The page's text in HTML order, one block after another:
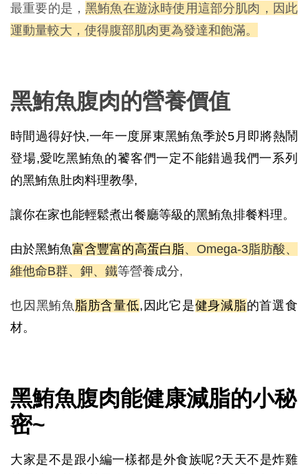
最重要的是，黑鮪魚在遊泳時使用這部分肌肉，因此
運動量較大，使得腹部肌肉更為發達和飽滿。
黑鮪魚腹肉的營養價值
時間過得好快,一年一度屏東黑鮪魚季於5月即將熱鬧
登場,愛吃黑鮪魚的饕客們一定不能錯過我們一系列
的黑鮪魚肚肉料理教學,
讓你在家也能輕鬆煮出餐廳等級的黑鮪魚排餐料理。
由於黑鮪魚富含豐富的高蛋白脂、Omega-3脂肪酸、
維他命B群、鉀、鐵等營養成分,
也因黑鮪魚脂肪含量低,因此它是健身減脂的首選食
材。
黑鮪魚腹肉能健康減脂的小秘
密~
大家是不是跟小編一樣都是外食族呢?天天不是炸雞